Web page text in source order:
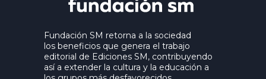
Fundación SM retorna a la sociedad
los beneficios que genera el trabajo
editorial de Ediciones SM, contribuyendo
así a extender la cultura y la educación a